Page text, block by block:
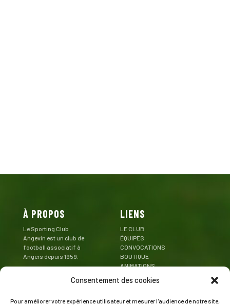
Consentement des cookies
Pour améliorer votre expérience utilisateur et mesurer l'audience de notre site,
À PROPOS
Le Sporting Club
Angevin est un club de
football associatif à
Angers depuis 1959.
LIENS
LE CLUB
ÉQUIPES
CONVOCATIONS
BOUTIQUE
ANIMATIONS
CONTACT